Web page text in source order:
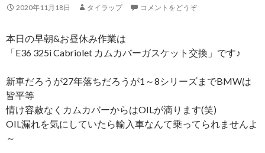
2020年11月18日 タイラップ コメントをどうぞ
本日の早朝&お昼休み作業は
「E36 325i Cabriolet カムカバーガスケット交換」です♪
新車だろうが27年落ちだろうが1～8シリーズまでBMWは
皆平等
情け容赦なくカムカバーからはOILが滴ります(笑)
OIL漏れを気にしていたら輸入車なんて乗ってられませんよ
～